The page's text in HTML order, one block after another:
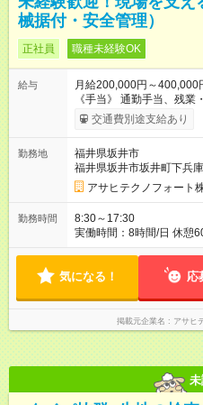
械据付・安全管理）
正社員 職種未経験OK
給与
月給200,000円～400,000
《手当》 通勤手当、残
当、出張手当（渡し切り
族手当他 【試用期間】試用期間あり 試用期間の長さ：3ヶ月 雇
交通費別途支給あり
勤務地
福井県坂井市
福井県坂井市坂井町下兵
アサヒテクノフォート
勤務時間
8:30～17:30
実働時間：8時間/日 休憩
気になる！ 応
掲載元企業名 アサヒ